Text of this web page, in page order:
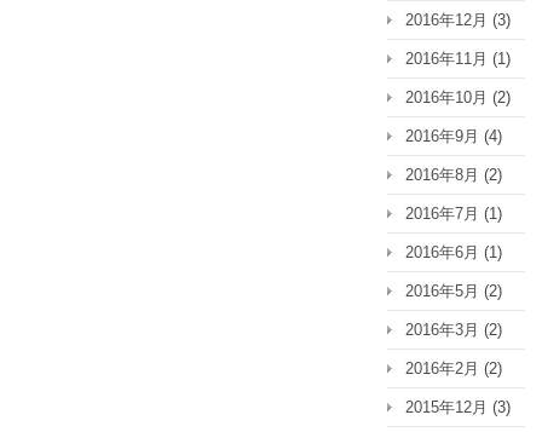
2016年12月 (3)
2016年11月 (1)
2016年10月 (2)
2016年9月 (4)
2016年8月 (2)
2016年7月 (1)
2016年6月 (1)
2016年5月 (2)
2016年3月 (2)
2016年2月 (2)
2015年12月 (3)